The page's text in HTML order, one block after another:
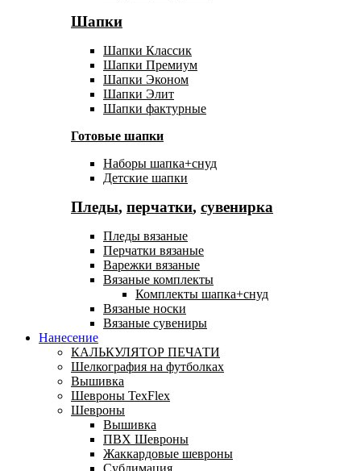
Шапки
Шапки Классик
Шапки Премиум
Шапки Эконом
Шапки Элит
Шапки фактурные
Готовые шапки
Наборы шапка+снуд
Детские шапки
Пледы, перчатки, сувенирка
Пледы вязаные
Перчатки вязаные
Варежки вязаные
Вязаные комплекты
Комплекты шапка+снуд
Вязаные носки
Вязаные сувениры
Нанесение
КАЛЬКУЛЯТОР ПЕЧАТИ
Шелкография на футболках
Вышивка
Шевроны TexFlex
Шевроны
Вышивка
ПВХ Шевроны
Жаккардовые шевроны
Сублимация